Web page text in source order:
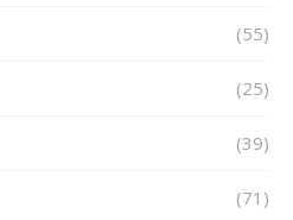
(55)
(25)
(39)
(71)